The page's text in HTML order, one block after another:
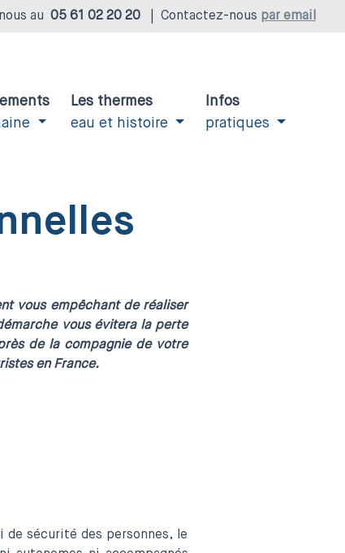
au 05 61 02 20 20 Contactez-nous par email
Les thermes
eau et histoire
Infos
pratiques
vous empêchant de réaliser
vous évitera la perte
de la compagnie de votre
en France.
de sécurité des personnes, le